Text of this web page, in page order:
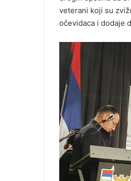
veterani koji su
očevidaca i dodaje